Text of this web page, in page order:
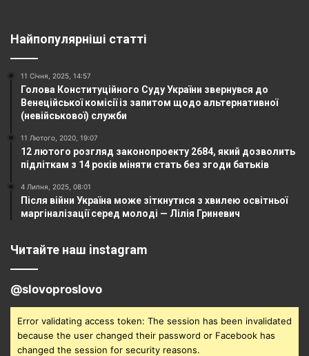
Найпопулярніші статті
11 Січня, 2025, 14:57
Голова Конституційного Суду України звернувся до
Венеційської комісії із запитом щодо альтернативної
(невійськової) служби
11 Лютого, 2020, 19:07
12 лютого розгляд законопроекту 2684, який дозволить
підліткам з 14 років міняти стать без згоди батьків
4 Липня, 2025, 08:01
Після війни Україна може зіткнутися з хвилею освітньої
маргіналізації серед молоді — Лілія Гриневич
Читайте наш instagram
@slovoproslovo
Error validating access token: The session has been invalidated
because the user changed their password or Facebook has
changed the session for security reasons.